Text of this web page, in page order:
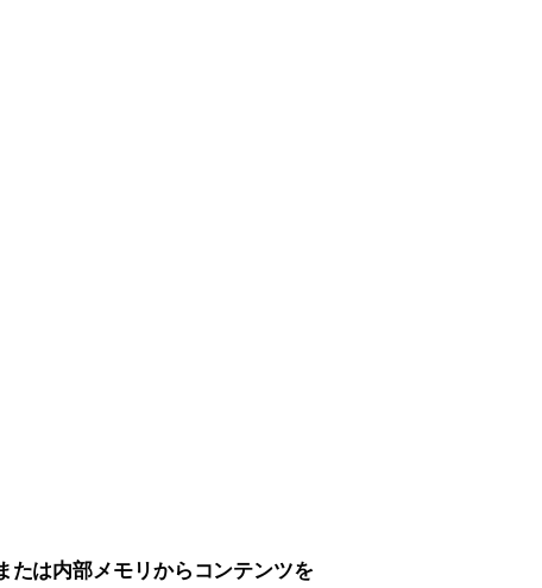
たは内部メモリからコンテンツを